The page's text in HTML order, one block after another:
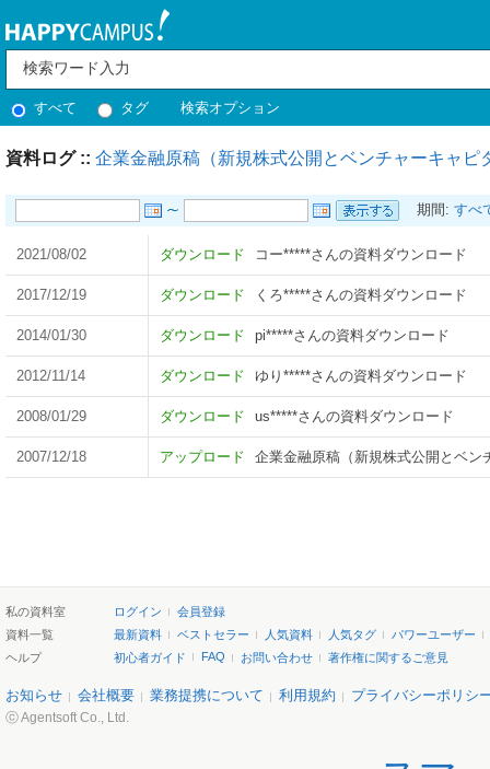
すべて タグ 検索オプション
資料ログ :: 企業金融原稿（新規株式公開とベンチャーキャピ
期間: すべ
2021/08/02 ダウンロード コー*****さんの資料ダウンロード
2017/12/19 ダウンロード くろ*****さんの資料ダウンロード
2014/01/30 ダウンロード pi*****さんの資料ダウンロード
2012/11/14 ダウンロード ゆり*****さんの資料ダウンロード
2008/01/29 ダウンロード us*****さんの資料ダウンロード
2007/12/18 アップロード 企業金融原稿（新規株式公開とベ
私の資料室 ログイン
会員登録
資料一覧
最新資料 ベストセラー 人気資料 人気タグ
パワーユーザー
ヘルプ
初心者ガイド FAQ お問い合わせ 著作権に関するご意見
お知らせ 会社概要 業務提携について 利用規約 プライバシーポリシ
ⓒ Agentsoft Co., Ltd.